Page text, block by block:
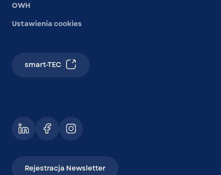
OWH
Ustawienia cookies
smart-TEC
Rejestracja Newsletter